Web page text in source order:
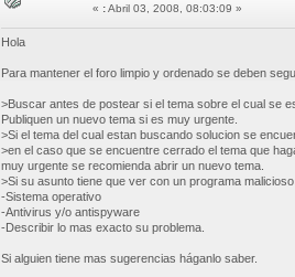
« :Abril 03, 2008, 08:03:09 »
Hola
Para mantener el foro limpio y ordenado se deben
>Buscar antes de postear si el tema sobre el cual se
Publiquen un nuevo tema si es muy urgente.
>Si el tema del cual estan buscando solucion se
>en el caso que se encuentre cerrado el tema que
muy urgente se recomienda abrir un nuevo tema.
>Si su asunto tiene que ver con un programa
-Sistema operativo
-Antivirus y/o antispyware
-Describir lo mas exacto su problema.
Si alguien tiene mas sugerencias háganlo saber.